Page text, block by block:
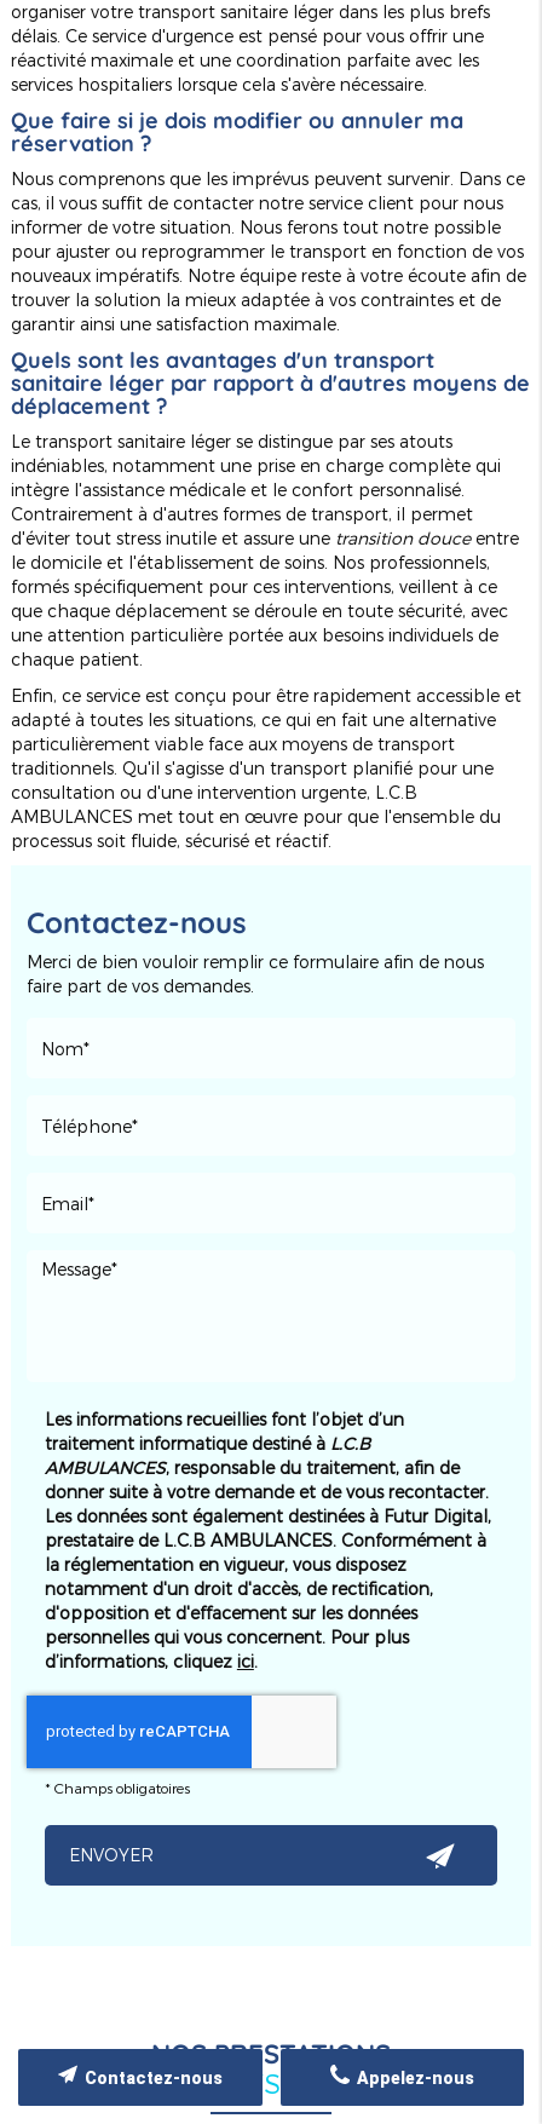
organiser votre transport sanitaire léger dans les plus brefs
délais. Ce service d'urgence est pensé pour vous offrir une
réactivité maximale et une coordination parfaite avec les
services hospitaliers lorsque cela s'avère nécessaire.
Que faire si je dois modifier ou annuler ma
réservation ?
Nous comprenons que les imprévus peuvent survenir. Dans ce
cas, il vous suffit de contacter notre service client pour nous
informer de votre situation. Nous ferons tout notre possible
pour ajuster ou reprogrammer le transport en fonction de vos
nouveaux impératifs. Notre équipe reste à votre écoute afin de
trouver la solution la mieux adaptée à vos contraintes et de
garantir ainsi une satisfaction maximale.
Quels sont les avantages d'un transport
sanitaire léger par rapport à d'autres moyens de
déplacement ?
Le transport sanitaire léger se distingue par ses atouts
indéniables, notamment une prise en charge complète qui
intègre l'assistance médicale et le confort personnalisé.
Contrairement à d'autres formes de transport, il permet
d'éviter tout stress inutile et assure une transition douceentre
le domicile et l'établissement de soins. Nos professionnels,
formés spécifiquement pour ces interventions, veillent à ce
que chaque déplacement se déroule en toute sécurité, avec
une attention particulière portée aux besoins individuels de
chaque patient.
Enfin, ce service est conçu pour être rapidement accessible et
adapté à toutes les situations, ce qui en fait une alternative
particulièrement viable face aux moyens de transport
traditionnels. Qu'il s'agisse d'un transport planifié pour une
consultation ou d'une intervention urgente, L.C.B
AMBULANCES met tout en œuvre pour que l'ensemble du
processus soit fluide, sécurisé et réactif.
Contactez-nous
Merci de bien vouloir remplir ce formulaire afin de nous
faire part de vos demandes.
Les informations recueillies font l’objet d’un
traitement informatique destiné àL.C.B
AMBULANCES, responsable du traitement, afin de
donner suite à votre demande et de vous recontacter.
Les données sont également destinées à Futur Digital,
prestataire de L.C.B AMBULANCES. Conformément à
la réglementation en vigueur, vous disposez
notamment d'un droit d'accès, de rectification,
d'opposition et d'effacement sur les données
personnelles qui vous concernent. Pour plus
d’informations, cliquez ici.
* Champs obligatoires
NOS PRESTATIONS
Ambulances - VSL - Taxis - TPMR
Appelez-nous
Contactez-nous